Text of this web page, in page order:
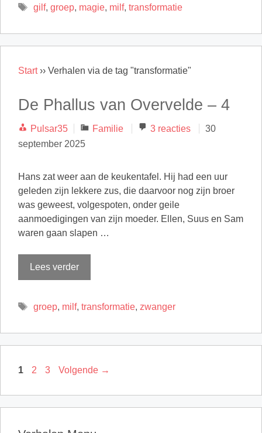
Tags
gilf, groep, magie, milf, transformatie
Start›› Verhalen via de tag "transformatie"
De Phallus van Overvelde – 4
Pulsar35 Categorieën
Familie 3 reacties
30
september 2025
Hans zat weer aan de keukentafel. Hij had een uur
geleden zijn lekkere zus, die daarvoor nog zijn broer
was geweest, volgespoten, onder geile
aanmoedigingen van zijn moeder. Ellen, Suus en Sam
waren gaan slapen …
Lees verder
Tags
groep, milf, transformatie, zwanger
Pagina
1 Pagina
2 Pagina
3 Volgende →